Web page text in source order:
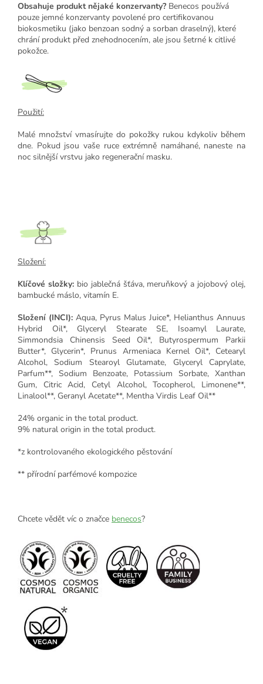
Obsahuje produkt nějaké konzervanty?Benecos používá
pouze jemné konzervanty povolené pro certifikovanou
biokosmetiku (jako benzoan sodný a sorban draselný), které
chrání produkt před znehodnocením, ale jsou šetrné k citlivé
pokožce.
Použití:
Malé množství vmasírujte do pokožky rukou kdykoliv během
dne. Pokud jsou vaše ruce extrémně namáhané, naneste na
noc silnější vrstvu jako regenerační masku.
Složení:
Klíčové složky:bio jablečná šťáva, meruňkový a jojobový olej,
bambucké máslo, vitamín E.
Složení (INCI): Aqua, Pyrus Malus Juice*, Helianthus Annuus
Hybrid Oil*, Glyceryl Stearate SE, Isoamyl Laurate,
Simmondsia Chinensis Seed Oil*, Butyrospermum Parkii
Butter*, Glycerin*, Prunus Armeniaca Kernel Oil*, Cetearyl
Alcohol, Sodium Stearoyl Glutamate, Glyceryl Caprylate,
Parfum**, Sodium Benzoate, Potassium Sorbate, Xanthan
Gum, Citric Acid, Cetyl Alcohol, Tocopherol, Limonene**,
Linalool**, Geranyl Acetate**, Mentha Virdis Leaf Oil**
24% organic in the total product.
9% natural origin in the total product.
*z kontrolovaného ekologického pěstování
** přírodní parfémové kompozice
Chcete vědět víc o značce benecos?